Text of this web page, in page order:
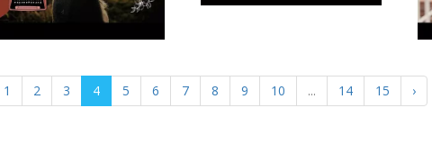
1 2 3 4 5 6 7 8 9 10 ... 14 15 ›